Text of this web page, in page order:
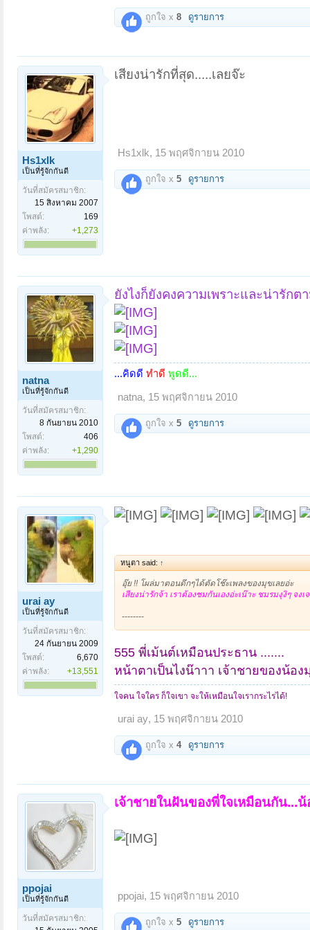
ถูกใจ x 8 ดูรายการ
Hs1xlk
เป็นที่รู้จักกันดี
วันที่สมัครสมาชิก:
15 สิงหาคม 2007
โพสต์:
169
ค่าพลัง:
+1,273
เสียงน่ารักที่สุด.....เลยจ๊ะ
Hs1xlk, 15 พฤศจิกายน 2010
ถูกใจ x 5 ดูรายการ
natna
เป็นที่รู้จักกันดี
วันที่สมัครสมาชิก:
8 กันยายน 2010
โพสต์:
406
ค่าพลัง:
+1,290
ยังไงก็ยังคงความเพราะและน่ารักต
...คิดดี ทำดี พูดดี...
natna, 15 พฤศจิกายน 2010
ถูกใจ x 5 ดูรายการ
urai ay
เป็นที่รู้จักกันดี
วันที่สมัครสมาชิก:
24 กันยายน 2009
โพสต์:
6,670
ค่าพลัง:
+13,551
หนูตา said: ↑
อุ๊ย !! โผล่มาตอนดึกๆได้ตัดโช๊ะเพลงของมุขเลยอ่ะ
เสียงน่ารักจ้า เราต้องชมกันเองอ่ะเน๊าะ ชมรมงุงิๆ จงเ
--------
555 พี่เม้นต์เหมือนประธาน .......
หน้าตาเป็นไงน๊าาา เจ้าชายของน้อง
ใจคน ใจใคร ก็ใจเขา จะให้เหมือนใจเรากระไรได้!
urai ay, 15 พฤศจิกายน 2010
ถูกใจ x 4 ดูรายการ
ppojai
เป็นที่รู้จักกันดี
วันที่สมัครสมาชิก:
เจ้าชายในฝันของพี่ใจเหมือนกัน...
ppojai, 15 พฤศจิกายน 2010
ถูกใจ x 5 ดูรายการ